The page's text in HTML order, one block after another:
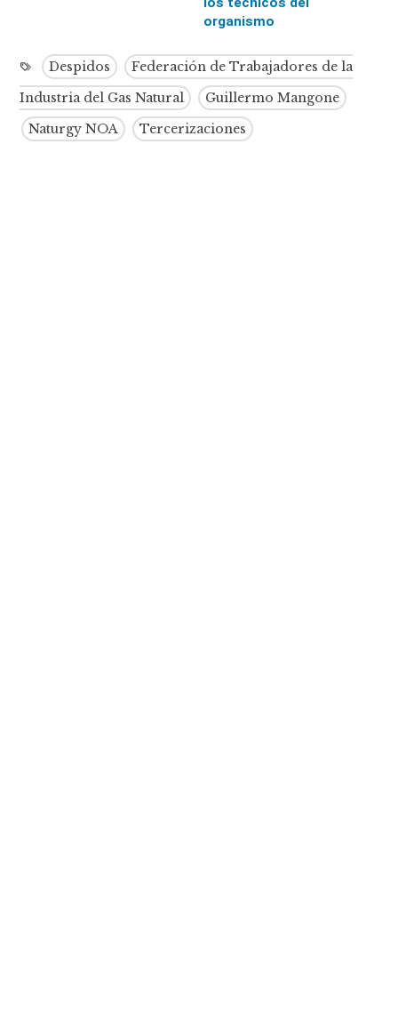
organismo
Despidos
Federación de Trabajadores de la
Industria del Gas Natural
Guillermo Mangone
Naturgy NOA
Tercerizaciones